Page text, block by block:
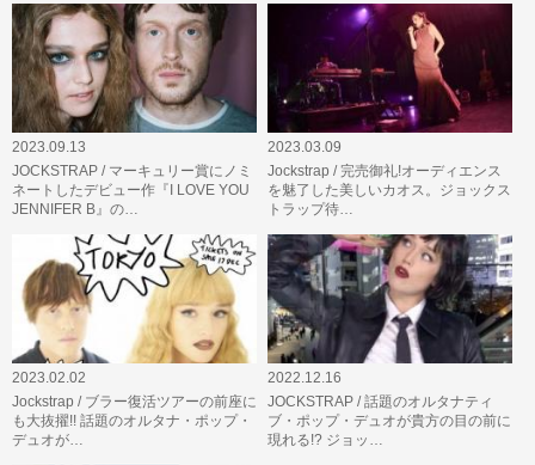
2023.09.13
JOCKSTRAP / マーキュリー賞にノミ
ネートしたデビュー作『I LOVE YOU
JENNIFER B』の…
2023.03.09
Jockstrap / 完売御礼!オーディエンス
を魅了した美しいカオス。ジョックス
トラップ待…
2023.02.02
Jockstrap / ブラー復活ツアーの前座に
も大抜擢!! 話題のオルタナ・ポップ・
デュオが…
2022.12.16
JOCKSTRAP / 話題のオルタナティ
ブ・ポップ・デュオが貴方の目の前に
現れる!? ジョッ…